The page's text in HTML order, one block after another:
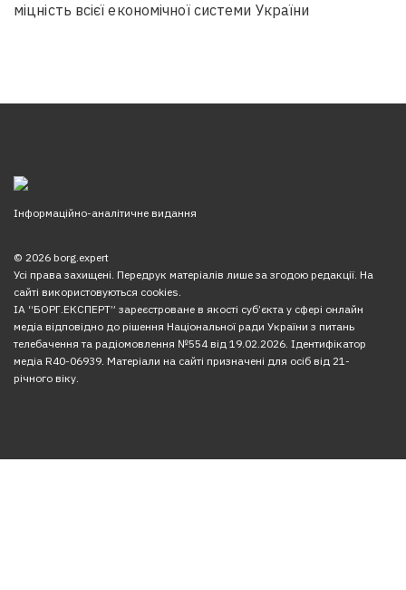
міцність всієї економічної системи України
Інформаційно-аналітичне видання
© 2026 borg.expert
Усі права захищені. Передрук матеріалів лише за згодою редакції. На
сайті використовуються cookies.
ІА “БОРГ.ЕКСПЕРТ” зареєстроване в якості суб’єкта у сфері онлайн
медіа відповідно до рішення Національної ради України з питань
телебачення та радіомовлення №554 від 19.02.2026. Ідентифікатор
медіа R40-06939. Матеріали на сайті призначені для осіб від 21-
річного віку.